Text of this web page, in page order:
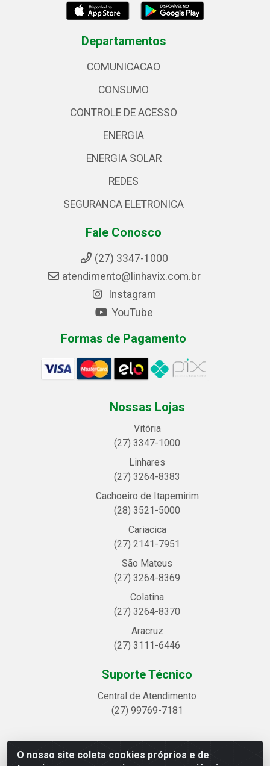
O nosso site coleta cookies próprios e de
Departamentos
COMUNICACAO
CONSUMO
CONTROLE DE ACESSO
ENERGIA
ENERGIA SOLAR
REDES
SEGURANCA ELETRONICA
Fale Conosco
(27) 3347-1000
atendimento@linhavix.com.br
Instagram
YouTube
Formas de Pagamento
Nossas Lojas
Vitória
(27) 3347-1000
Linhares
(27) 3264-8383
Cachoeiro de Itapemirim
(28) 3521-5000
Cariacica
(27) 2141-7951
São Mateus
(27) 3264-8369
Colatina
(27) 3264-8370
Aracruz
(27) 3111-6446
Suporte Técnico
Central de Atendimento
(27) 99769-7181
Linhavix Distribuidora LTDA - Avenida Alegre, 2521 -